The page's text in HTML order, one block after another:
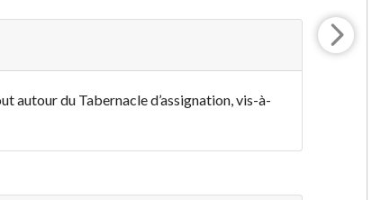
autour du Tabernacle d’assignation, vis-à-